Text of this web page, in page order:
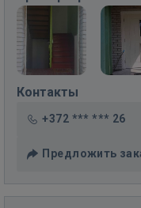
Контакты
+372 *** *** 26
Предложить